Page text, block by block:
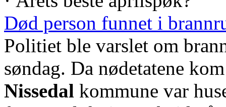
Død person funnet i
Politiet ble varslet om
søndag. Da nødetatene
Nissedal kommune var